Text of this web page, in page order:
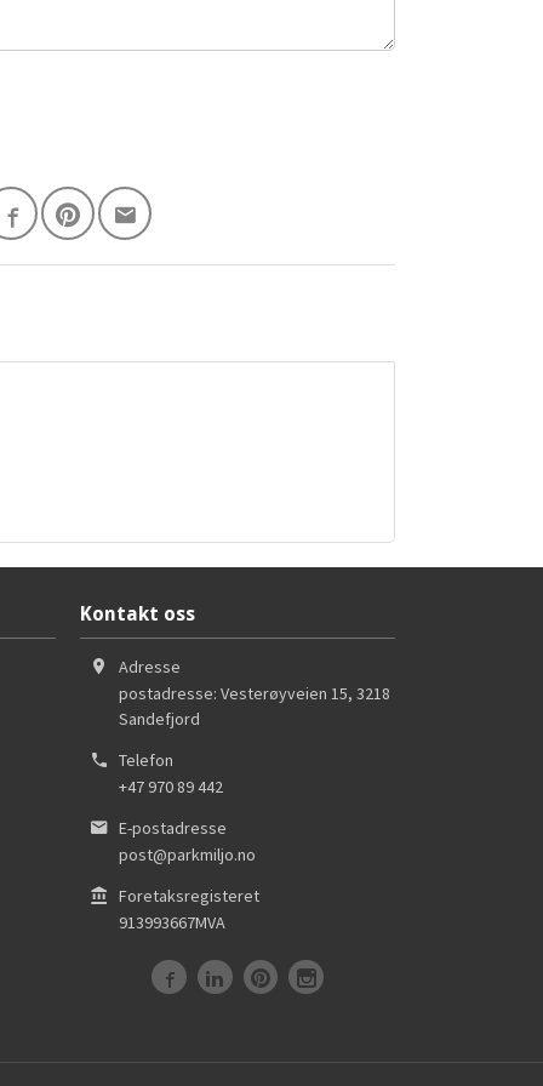
Kontakt oss
Adresse
postadresse: Vesterøyveien 15, 3218
Sandefjord
Telefon
+47 970 89 442
E-postadresse
post@parkmiljo.no
Foretaksregisteret
913993667MVA